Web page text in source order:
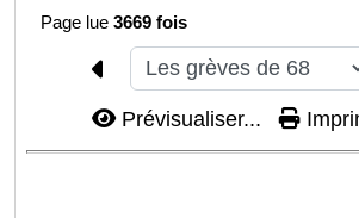
Page lue3669 fois
Prévisualiser...